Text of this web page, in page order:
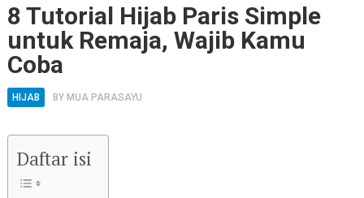
8 Tutorial Hijab Paris Simple
untuk Remaja, Wajib Kamu
Coba
HIJAB BY MUA PARASAYU
Daftar isi